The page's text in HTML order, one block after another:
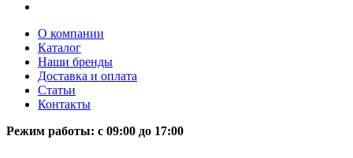
О компании
Каталог
Наши бренды
Доставка и оплата
Статьи
Контакты
Режим работы: c 09:00 до 17:00